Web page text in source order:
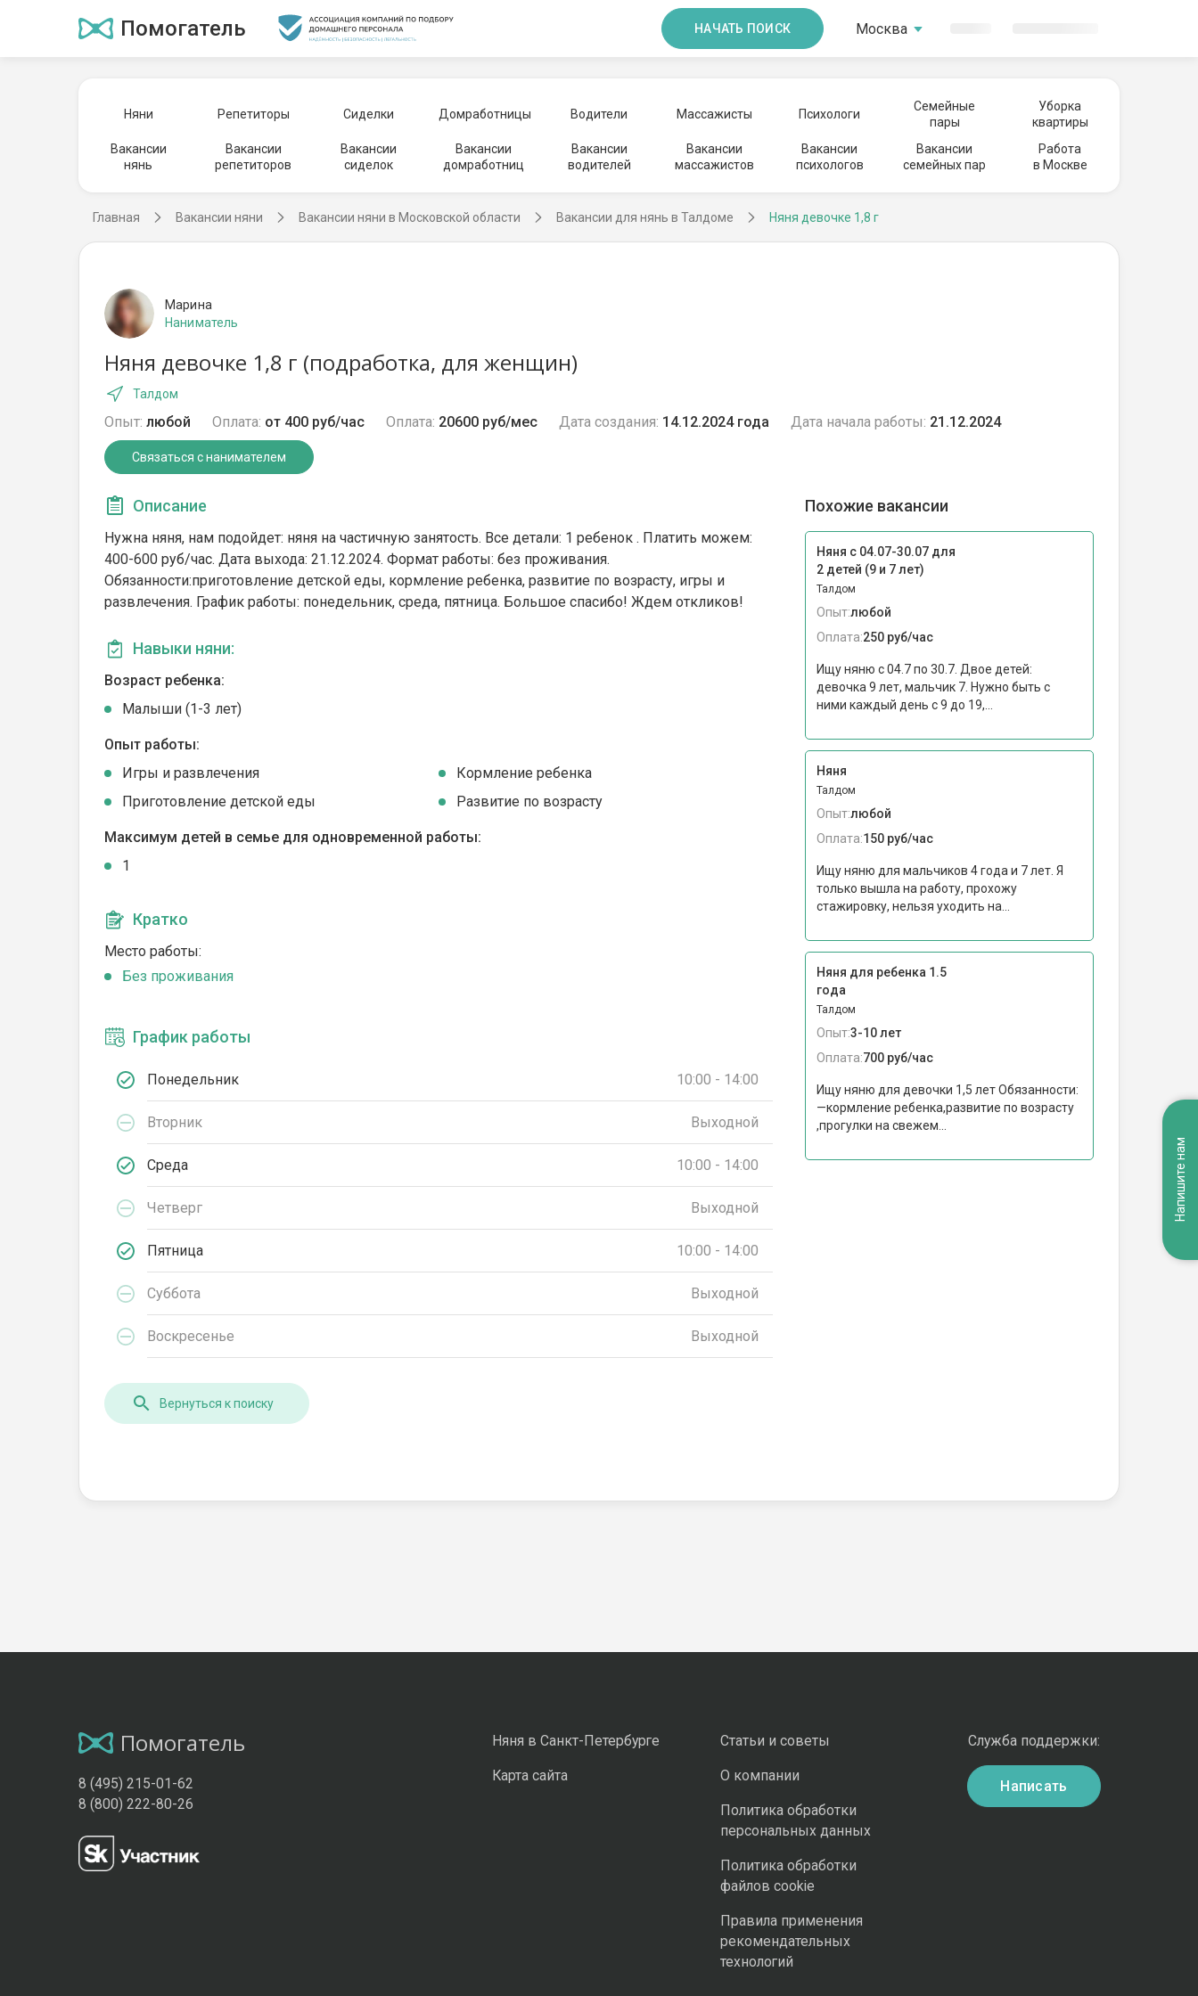
Помогатель НАЧАТЬ ПОИСК Москва
Няни Репетиторы Сиделки Домработницы Водители Массажисты Психологи
Семейные
пары
Уборка
квартиры
Вакансии
нянь
Вакансии
репетиторов
Вакансии
сиделок
Вакансии
домработниц
Вакансии
водителей
Вакансии
массажистов
Вакансии
психологов
Вакансии
семейных пар
Работа
в Москве
Главная Вакансии няни Вакансии няни в Московской области Вакансии для нянь в Талдоме Няня девочке 1,8 г
Марина
Наниматель
Няня девочке 1,8 г (подработка, для женщин)
Талдом
Опыт: любой Оплата: от 400 руб/час Оплата: 20600 руб/мес Дата создания: 14.12.2024 года Дата начала работы: 21.12.2024
Связаться с нанимателем
Описание
Нужна няня, нам подойдет: няня на частичную занятость. Все детали: 1 ребенок . Платить можем:
400-600 руб/час. Дата выхода: 21.12.2024. Формат работы: без проживания.
Обязанности:приготовление детской еды, кормление ребенка, развитие по возрасту, игры и
развлечения. График работы: понедельник, среда, пятница. Большое спасибо! Ждем откликов!
Навыки няни:
Возраст ребенка:
Малыши (1-3 лет)
Опыт работы:
Игры и развлечения
Кормление ребенка
Приготовление детской еды
Развитие по возрасту
Максимум детей в семье для одновременной работы:
1
Кратко
Место работы:
Без проживания
График работы
Понедельник 10:00 - 14:00
Вторник Выходной
Среда 10:00 - 14:00
Четверг Выходной
Пятница 10:00 - 14:00
Суббота Выходной
Воскресенье Выходной
Похожие вакансии
Няня с 04.07-30.07 для
2 детей (9 и 7 лет)
Талдом
Опыт:любой
Оплата:250 руб/час
Ищу няню с 04.7 по 30.7. Двое детей:
девочка 9 лет, мальчик 7. Нужно быть с
ними каждый день с 9 до 19,...
Няня
Талдом
Опыт:любой
Оплата:150 руб/час
Ищу няню для мальчиков 4 года и 7 лет. Я
только вышла на работу, прохожу
стажировку, нельзя уходить на...
Няня для ребенка 1.5
года
Талдом
Опыт:3-10 лет
Оплата:700 руб/час
Ищу няню для девочки 1,5 лет Обязанности:
—кормление ребенка,развитие по возрасту
,прогулки на свежем...
Вернуться к поиску
Помогатель
8 (495) 215-01-62
8 (800) 222-80-26
Няня в Санкт-Петербурге
Карта сайта
Статьи и советы
О компании
Политика обработки
персональных данных
Политика обработки
файлов cookie
Правила применения
рекомендательных
технологий
Служба поддержки:
Написать
Напишите нам